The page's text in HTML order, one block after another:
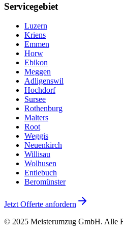
Servicegebiet
Luzern
Kriens
Emmen
Horw
Ebikon
Meggen
Adligenswil
Hochdorf
Sursee
Rothenburg
Malters
Root
Weggis
Neuenkirch
Willisau
Wolhusen
Entlebuch
Beromünster
Jetzt Offerte anfordern
© 2025 Meisterumzug GmbH. Alle